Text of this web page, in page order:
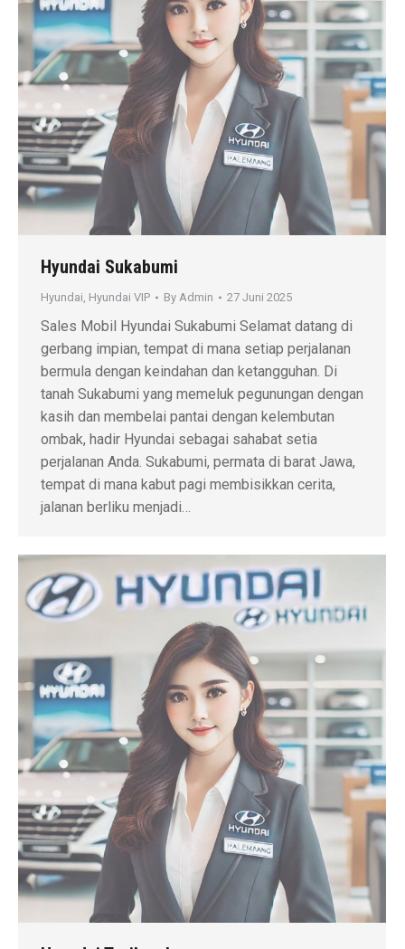
Hyundai Sukabumi
Hyundai, Hyundai VIP By Admin 27 Juni 2025
Sales Mobil Hyundai Sukabumi Selamat datang di
gerbang impian, tempat di mana setiap perjalanan
bermula dengan keindahan dan ketangguhan. Di
tanah Sukabumi yang memeluk pegunungan dengan
kasih dan membelai pantai dengan kelembutan
ombak, hadir Hyundai sebagai sahabat setia
perjalanan Anda. Sukabumi, permata di barat Jawa,
tempat di mana kabut pagi membisikkan cerita,
jalanan berliku menjadi…